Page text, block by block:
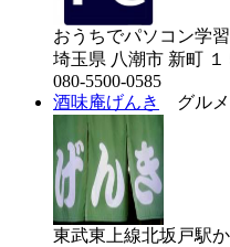
おうちでパソコン学
埼玉県 八潮市 新町 １
080-5500-0585
酒味庵げんき
グルメ
東武東上線北坂戸駅